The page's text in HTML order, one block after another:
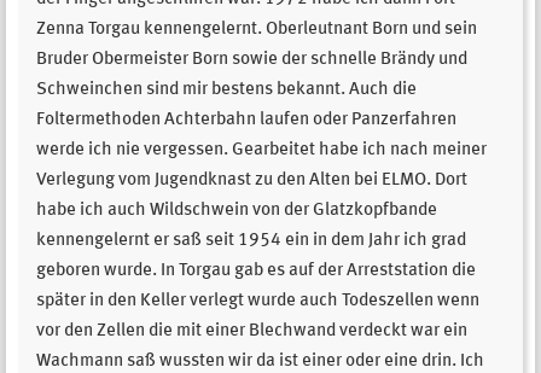
Zenna Torgau kennengelernt. Oberleutnant Born und sein
Bruder Obermeister Born sowie der schnelle Brändy und
Schweinchen sind mir bestens bekannt. Auch die
Foltermethoden Achterbahn laufen oder Panzerfahren
werde ich nie vergessen. Gearbeitet habe ich nach meiner
Verlegung vom Jugendknast zu den Alten bei ELMO. Dort
habe ich auch Wildschwein von der Glatzkopfbande
kennengelernt er saß seit 1954 ein in dem Jahr ich grad
geboren wurde. In Torgau gab es auf der Arreststation die
später in den Keller verlegt wurde auch Todeszellen wenn
vor den Zellen die mit einer Blechwand verdeckt war ein
Wachmann saß wussten wir da ist einer oder eine drin. Ich